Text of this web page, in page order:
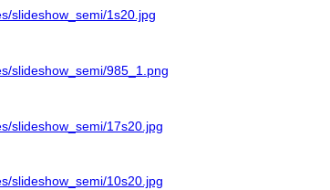
slideshow_semi/1s20.jpg
slideshow_semi/985_1.png
slideshow_semi/17s20.jpg
slideshow_semi/10s20.jpg